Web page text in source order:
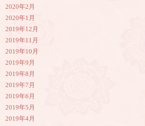
2020年2月
2020年1月
2019年12月
2019年11月
2019年10月
2019年9月
2019年8月
2019年7月
2019年6月
2019年5月
2019年4月